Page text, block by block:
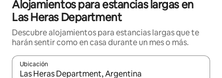
Alojamientos para estancias largas en
Las Heras Department
Descubre alojamientos para estancias largas que te
harán sentir como en casa durante un mes o más.
Ubicación
Cuando los resultados estén disponibles, podrás navegar